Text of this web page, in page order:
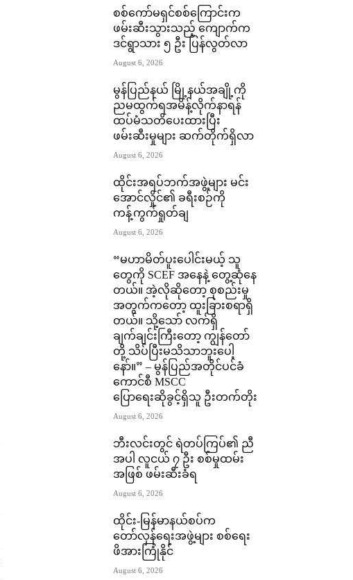
စစ်ကော်မရှင်စစ်ကြောင်းက
ဖမ်းဆီးသွားသည့် ကျောက်က
ဒင်ရွာသား ၅ ဦး ပြန်လွတ်လာ
August 6, 2026
မွန်ပြည်နယ် မြို့နယ်အချို့ကို
ညမထွက်ရအမိန့်လိုက်နာရန်
ထပ်မံသတိပေးထားပြီး
ဖမ်းဆီးမှုများ ဆက်တိုက်ရှိလာ
August 6, 2026
ထိုင်းအရပ်ဘက်အဖွဲ့များ မင်း
အောင်လှိုင်၏ ခရီးစဉ်ကို
ကန့်ကွက်ရှုတ်ချ
August 6, 2026
“မဟာမိတ်ပူးပေါင်းမယ့် သူ
တွေကို SCEF အနေနဲ့ တွေ့ဆုံနေ
တယ်။ အဲ့လိုဆိုတော့ စုစည်းမှု
အတွက်ကတော့ ထူးခြားစရာရှိ
တယ်။ သို့သော် လက်ရှိ
ချက်ချင်းကြီးတော့ ကျွန်တော်
တို့ သိပ်ပြီးမသိသာဘူးပေါ့
နော်။” – မွန်ပြည်အတိုင်ပင်ခံ
ကောင်စီ MSCC
ပြောရေးဆိုခွင့်ရှိသူ ဦးတက်တိုး
August 6, 2026
ဘီးလင်းတွင် ရဲတပ်ကြပ်၏ ညီ
အပါ လူငယ် ၇ ဦး စစ်မှုထမ်း
အဖြစ် ဖမ်းဆီးခံရ
August 6, 2026
ထိုင်း-မြန်မာနယ်စပ်က
တော်လှန်ရေးအဖွဲ့များ စစ်ရေး
ဖိအားကြုံနိုင်
August 6, 2026